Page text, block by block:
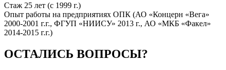
Стаж 25 лет (с 1999 г.)
Опыт работы на предприятиях ОПК (АО «Концерн «Вега»
2000-2001 г.г., ФГУП «НИИСУ» 2013 г., АО «МКБ «Факел»
2014-2015 г.г.)
ОСТАЛИСЬ ВОПРОСЫ?